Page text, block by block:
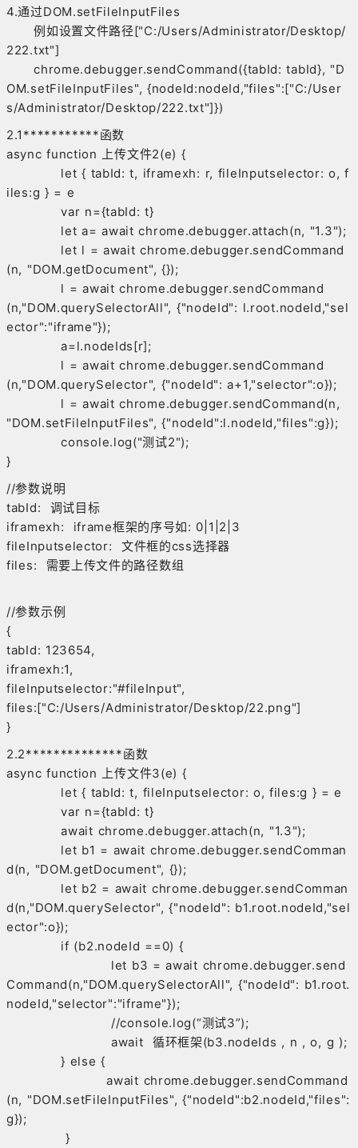
4.通过DOM.setFileInputFiles
例如设置文件路径["C:/Users/Administrator/Desktop/
222.txt"]
chrome.debugger.sendCommand({tabId: tabId}, "D
OM.setFileInputFiles", {nodeId:nodeId,"files":["C:/User
s/Administrator/Desktop/222.txt"]})
2.1***********函数
async function 上传文件2(e) {
let { tabId: t, iframexh: r, fileInputselector: o, f
iles:g } = e
var n={tabId: t}
let a= await chrome.debugger.attach(n, "1.3");
let l = await chrome.debugger.sendCommand
(n, "DOM.getDocument", {});
l = await chrome.debugger.sendCommand
(n,"DOM.querySelectorAll", {"nodeId": l.root.nodeId,"sel
ector":"iframe"});
a=l.nodeIds[r];
l = await chrome.debugger.sendCommand
(n,"DOM.querySelector", {"nodeId": a+1,"selector":o});
l = await chrome.debugger.sendCommand(n,
"DOM.setFileInputFiles", {"nodeId":l.nodeId,"files":g});
console.log("测试2");
}
//参数说明
tabId: 调试目标
iframexh: iframe框架的序号如: 0|1|2|3
fileInputselector: 文件框的css选择器
files: 需要上传文件的路径数组
//参数示例
{
tabId: 123654,
iframexh:1,
fileInputselector:"#fileInput",
files:["C:/Users/Administrator/Desktop/22.png"]
}
2.2**************函数
async function 上传文件3(e) {
let { tabId: t, fileInputselector: o, files:g } = e
var n={tabId: t}
await chrome.debugger.attach(n, "1.3");
let b1 = await chrome.debugger.sendComman
d(n, "DOM.getDocument", {});
let b2 = await chrome.debugger.sendComman
d(n,"DOM.querySelector", {"nodeId": b1.root.nodeId,"sel
ector":o});
if (b2.nodeId ==0) {
let b3 = await chrome.debugger.send
Command(n,"DOM.querySelectorAll", {"nodeId": b1.root.
nodeId,"selector":"iframe"});
//console.log(“测试3”);
await 循环框架(b3.nodeIds , n , o, g );
} else {
await chrome.debugger.sendCommand
(n, "DOM.setFileInputFiles", {"nodeId":b2.nodeId,"files":
g});
}